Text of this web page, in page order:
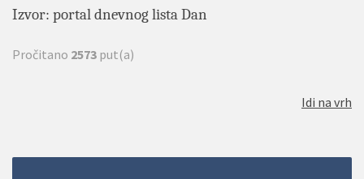
Izvor: portaldnevnog lista Dan
Pročitano 2573 put(a)
Idi na vrh